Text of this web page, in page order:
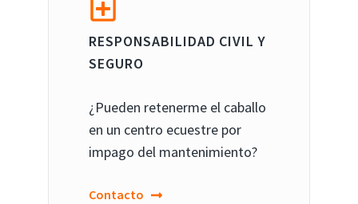
RESPONSABILIDAD CIVIL Y
SEGURO
¿Pueden retenerme el caballo
en un centro ecuestre por
impago del mantenimiento?
Contacto